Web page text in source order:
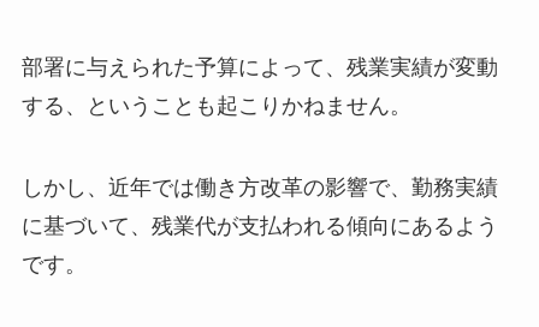
部署に与えられた予算によって、残業実績が変動
する、ということも起こりかねません。
しかし、近年では働き方改革の影響で、勤務実績
に基づいて、残業代が支払われる傾向にあるよう
です。